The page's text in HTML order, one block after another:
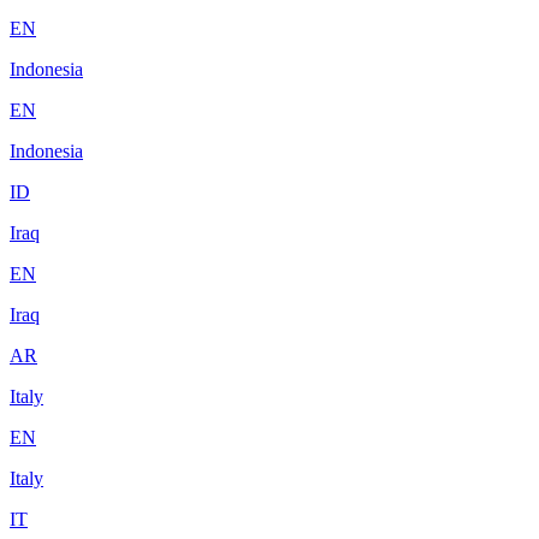
EN
Indonesia
EN
Indonesia
ID
Iraq
EN
Iraq
AR
Italy
EN
Italy
IT